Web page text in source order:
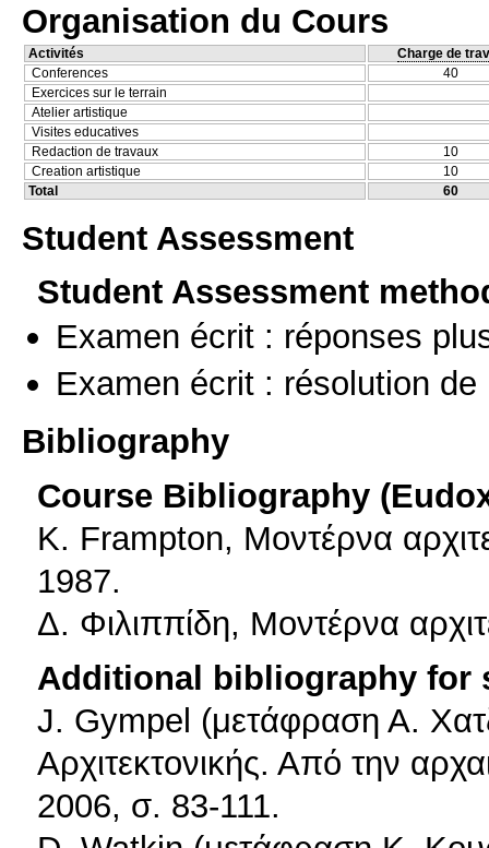
Organisation du Cours
Activités
Charge de
Conferences
40
Exercices sur le terrain
Atelier artistique
Visites educatives
Redaction de travaux
10
Creation artistique
10
Total
60
Student Assessment
Student Assessment
Examen écrit : réponses
Examen écrit : résolution de
Bibliography
Course Bibliography
K. Frampton, Μοντέρνα
1987.
Δ. Φιλιππίδη, Μοντέρνα
Additional bibliography for
J. Gympel (μετάφραση Α.
Αρχιτεκτονικής. Από την
2006, σ. 83-111.